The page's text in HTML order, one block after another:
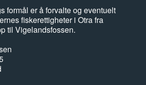
i Stjørdal og Meråker arrangerer
Hellstranda
av lakselus er i gang
formål er å forvalte og eventuelt
fiskerettigheter i Otra fra
til Vigelandsfossen.